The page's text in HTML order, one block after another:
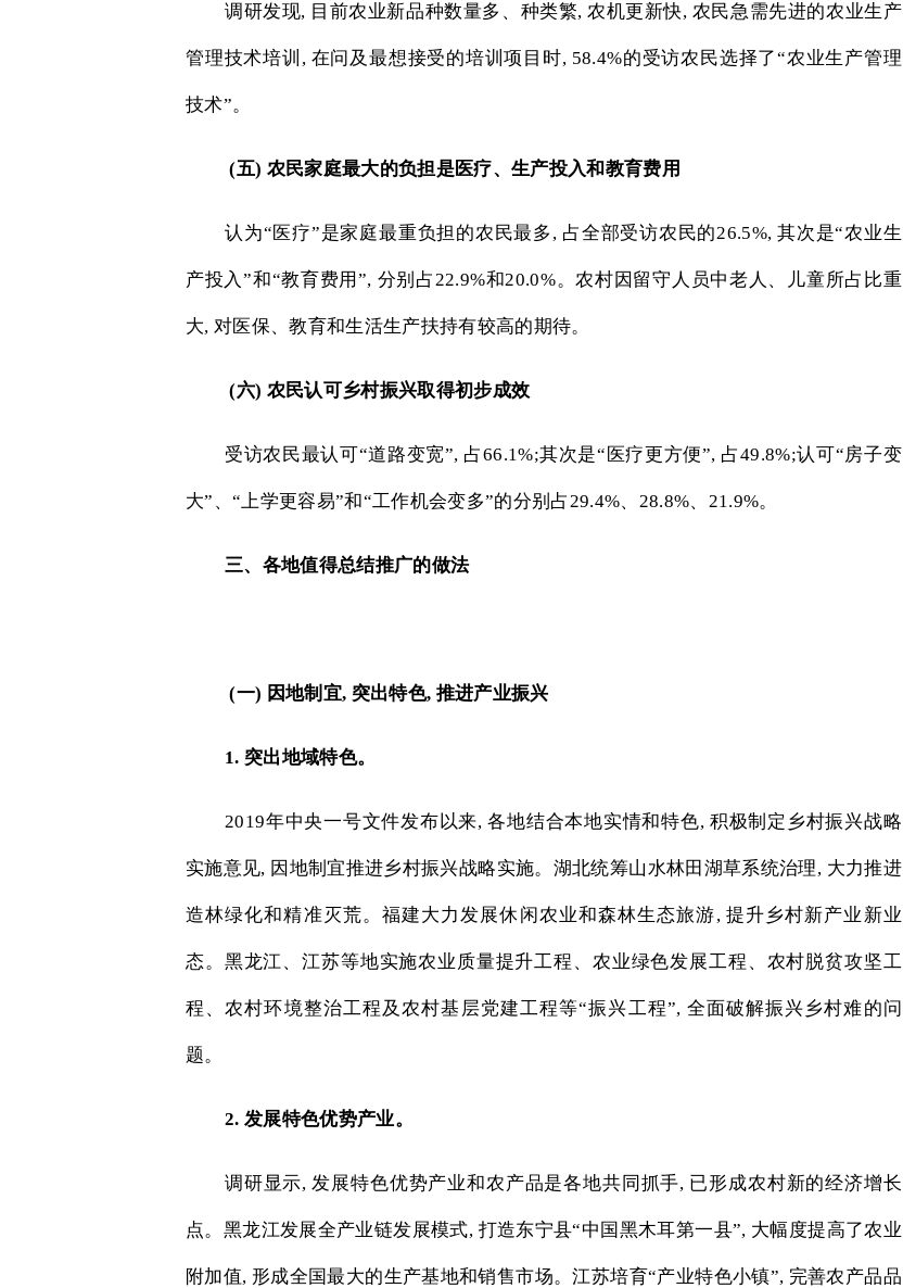
调研发现, 目前农业新品种数量多、种类繁,农机更新快, 农民急需先进的农业生产
管理技术培训 , 在问及最想接受的培训项目时, 58.4%的受访农民选择了“农业生产管理
技术”。
(五) 农民家庭最大的负担是医疗、生产投入和教育费用
认为“医疗”是家庭最重负担的农民最多, 占全部受访农民的26.5%,其次是“农业生
产投入”和“教育费用”, 分别占22.9%和20.0%。农村因留守人员中老人、儿童所占比重
大,对医保、教育和生活生产扶持有较高的期待。
(六) 农民认可乡村振兴取得初步成效
受访农民最认可“道路变宽”, 占66.1%;其次是“医疗更方便”, 占49.8%;认可“房子变
大”、“上学更容易”和“工作机会变多”的分别占29.4%、 28.8%、 21.9%。
三、各地值得总结推广的做法
(一) 因地制宜, 突出特色, 推进产业振兴
1. 突出地域特色。
2019年中央一号文件发布以来,各地结合本地实情和特色, 积极制定乡村振兴战略
实施意见, 因地制宜推进乡村振兴战略实施。湖北统筹山水林田湖草系统治理, 大力推进
造林绿化和精准灭荒。福建大力发展休闲农业和森林生态旅游, 提升乡村新产业新业
态。黑龙江、江苏等地实施农业质量提升工程、农业绿色发展工程、农村脱贫攻坚工
程、农村环境整治工程及农村基层党建工程等“振兴工程”, 全面破解振兴乡村难的问
题。
2. 发展特色优势产业。
调研显示,发展特色优势产业和农产品是各地共同抓手, 已形成农村新的经济增长
点。黑龙江发展全产业链发展模式, 打造东宁县“中国黑木耳第一县”, 大幅度提高了农业
附加值, 形成全国最大的生产基地和销售市场。江苏培育“产业特色小镇”, 完善农产品品